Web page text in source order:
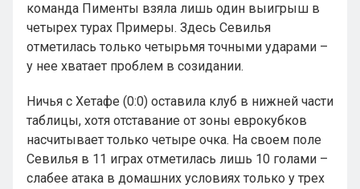
команда Пименты взяла лишь один выигрыш в
четырех турах Примеры. Здесь Севилья
отметилась только четырьмя точными ударами –
у нее хватает проблем в созидании.
Ничья с Хетафе (0:0) оставила клуб в нижней части
таблицы, хотя отставание от зоны еврокубков
насчитывает только четыре очка. На своем поле
Севилья в 11 играх отметилась лишь 10 голами –
слабее атака в домашних условиях только у трех